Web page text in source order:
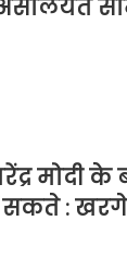
मोदी
सकते : खरगे